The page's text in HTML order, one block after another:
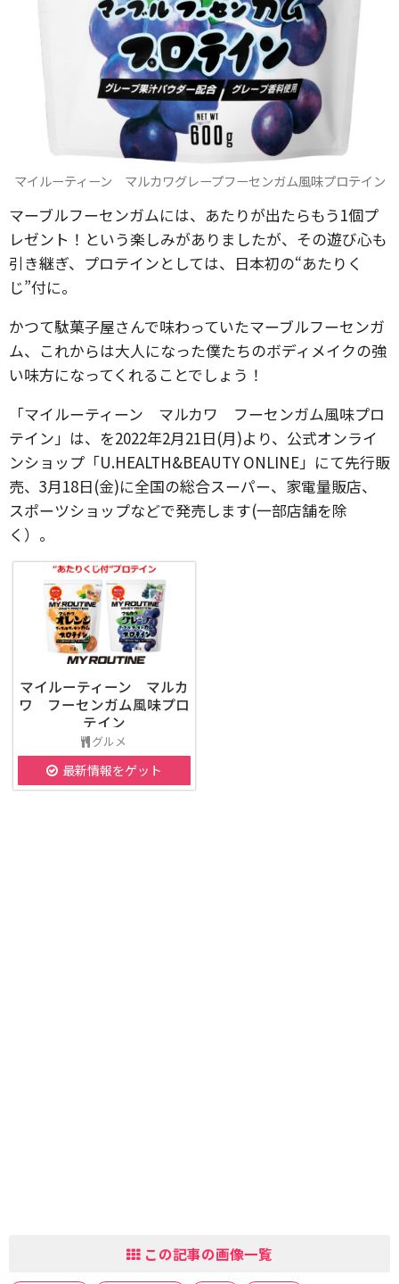
マイルーティーン マルカワグレープフーセンガム風味プロテイン
マーブルフーセンガムには、あたりが出たらもう1個プ
レゼント！という楽しみがありましたが、その遊び心も
引き継ぎ、プロテインとしては、日本初の“あたりく
じ”付に。
かつて駄菓子屋さんで味わっていたマーブルフーセンガ
ム、これからは大人になった僕たちのボディメイクの強
い味方になってくれることでしょう！
「マイルーティーン マルカワ フーセンガム風味プロ
テイン」は、を2022年2月21日(月)より、公式オンライ
ンショップ「U.HEALTH&BEAUTY ONLINE」にて先行販
売、3月18日(金)に全国の総合スーパー、家電量販店、
スポーツショップなどで発売します(一部店舗を除
く）。
マイルーティーン マルカ
ワ フーセンガム風味プロ
テイン
グルメ
最新情報をゲット
この記事の画像一覧